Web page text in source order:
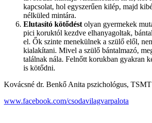
kapcsolat, hol egyszerűen kilép, majd
nélküled mintára.
Elutasító kötődést olyan gyermekek
pici koruktól kezdve elhanyagoltak,
el. Ők szinte menekülnek a szülő elől,
kialakítani. Mivel a szülő bántalmazó,
találnak nála. Felnőtt korukban gyakran
is kötődni.
Kovácsné dr. Benkő Anita pszichológus, TSMT
www.facebook.com/csodavilagvarpalota